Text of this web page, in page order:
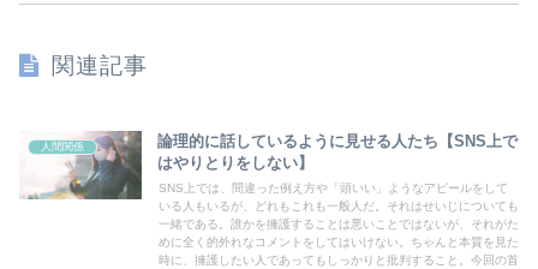
関連記事
人間関係
論理的に話しているように見せる人たち【SNS上で
はやりとりをしない】
SNS上では、間違った例え方や「頭いい」ようなアピールをして
いる人もいるが、どれもこれも一般人だ。それはせいじについても
一緒である。誰かを擁護することは悪いことではないが、それがた
めに全く的外れなコメントをしてはいけない。ちゃんと本質を見た
時に、擁護したい人であってもしっかりと批判すること。今回の首